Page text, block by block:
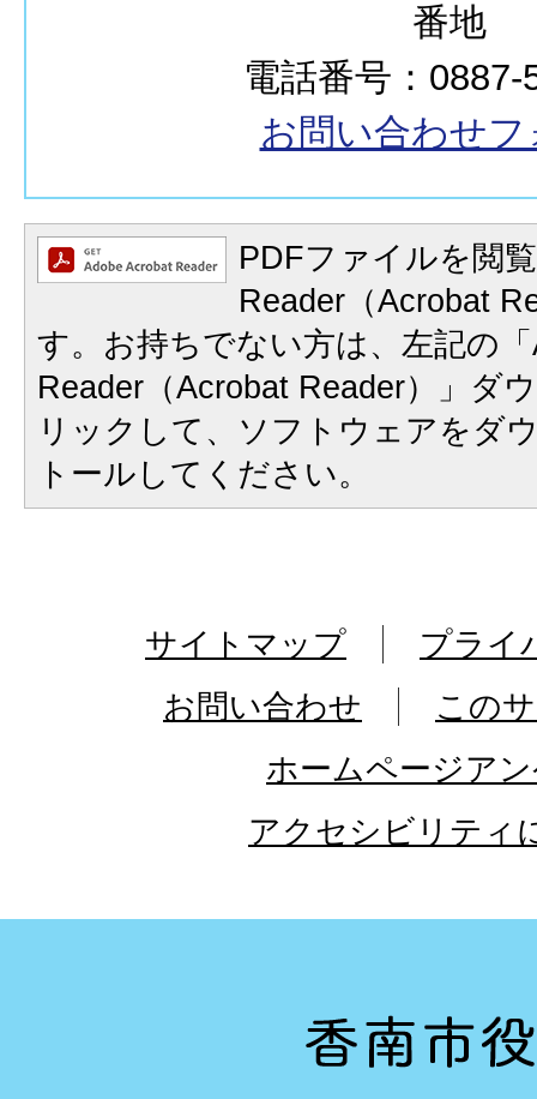
番地
電話番号：0887-
お問い合わせフ
PDFファイルを閲
Reader（Acrobat
す。お持ちでない方は、左記の
Reader（Acrobat Reader）」ダ
リックして、ソフトウェアをダ
トールしてください。
サイトマップ
プライ
お問い合わせ
この
ホームページア
アクセシビリティ